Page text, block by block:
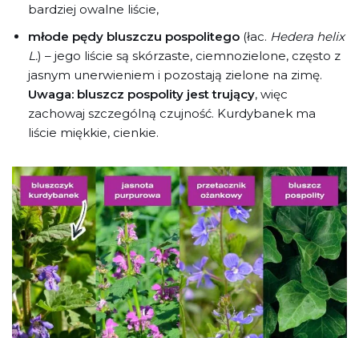
bardziej owalne liście,
młode pędy bluszczu pospolitego (łac. Hedera helix
L.) – jego liście są skórzaste, ciemnozielone, często z
jasnym unerwieniem i pozostają zielone na zimę.
Uwaga: bluszcz pospolity jest trujący, więc
zachowaj szczególną czujność. Kurdybanek ma
liście miękkie, cienkie.